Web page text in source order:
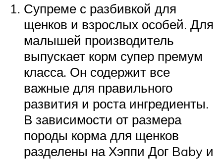
Супреме с разбивкой для
щенков и взрослых особей. Для
малышей производитель
выпускает корм супер премум
класса. Он содержит все
важные для правильного
развития и роста ингредиенты.
В зависимости от размера
породы корма для щенков
разделены на Хэппи Дог Baby и